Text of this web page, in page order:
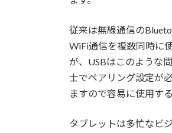
従来は無線通信の
WiFi通信を複数同時に
が、USBはこのような
士でペアリング設定が
ますので容易に使用す
タブレットは多忙なビ